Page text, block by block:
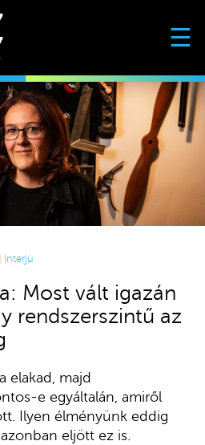
☰
Interjú
Most vált igazán
rendszerszintű az
elakad, majd
e egyáltalán, amiről
Ilyen élményünk eddig
eljött ez is.